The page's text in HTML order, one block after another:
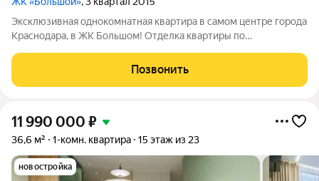
Эксклюзивная однокомнатная квартира в самом центре города
Краснодара, в ЖК Большом! Отделка квартиры по
планировка. Квартира расположена на видовом этаже! Вся
мебель и техника новая , хорошего
Позвонить
11 990 000 ₽
36,6 м² 1-комн. квартира 15 этаж из 23
новостройка